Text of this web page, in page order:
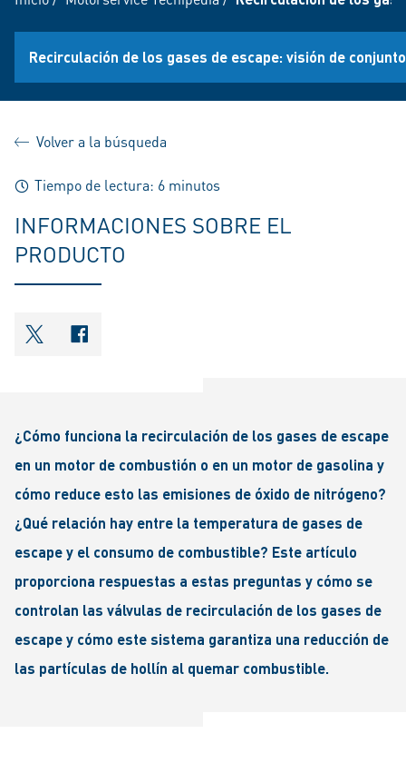
Recirculación de los gases de escape: visión de conjunto
Volver a la búsqueda
Tiempo de lectura: 6 minutos
INFORMACIONES SOBRE EL
PRODUCTO
shareOntwitter
shareOnfacebook
¿Cómo funciona la recirculación de los gases de escape
en un motor de combustión o en un motor de gasolina y
cómo reduce esto las emisiones de óxido de nitrógeno?
¿Qué relación hay entre la temperatura de gases de
escape y el consumo de combustible? Este artículo
proporciona respuestas a estas preguntas y cómo se
controlan las válvulas de recirculación de los gases de
escape y cómo este sistema garantiza una reducción de
las partículas de hollín al quemar combustible.